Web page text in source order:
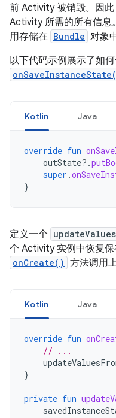
前 Activity 被销毁。因
Activity 所需的所有信息
用存储在 Bundle 对象
以下代码示例展示了如
Kotlin Java
override fun
outState?.
super .
}
定义一个
个 Activity 实例中恢复
onCreate() 方法调用
Kotlin Java
override fun
// ...
}
private fun